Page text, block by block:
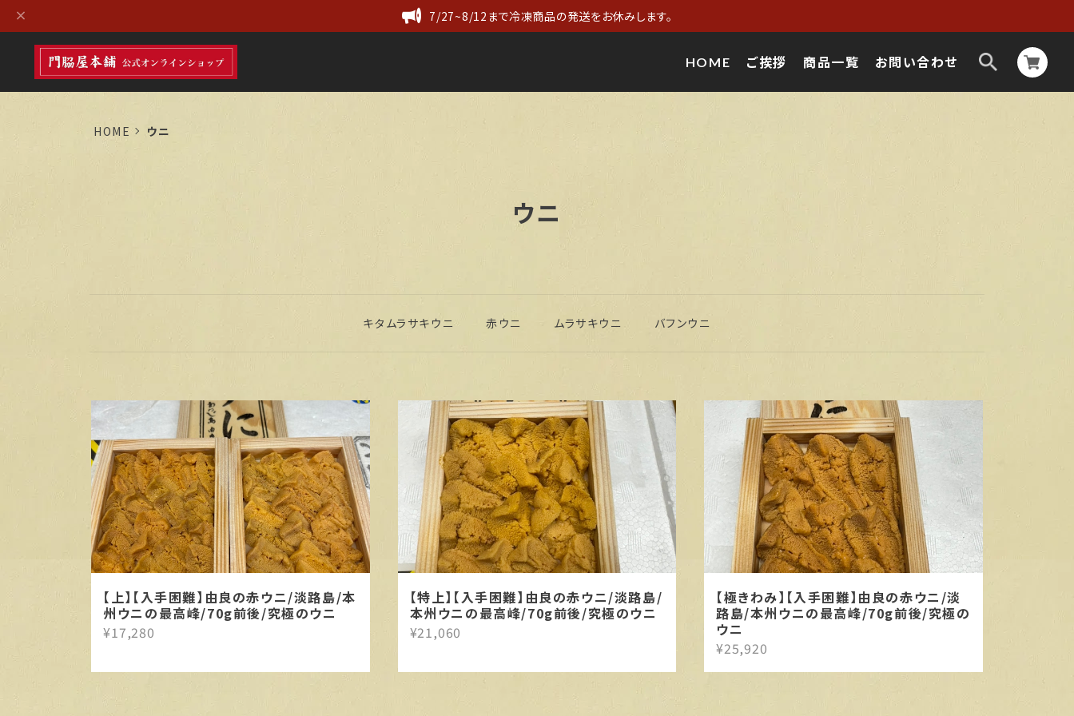
7/27~8/12まで冷凍商品の発送をお休みします。
HOME ご挨拶 商品一覧 お問い合わせ
HOME ウニ
ウニ
キタムラサキウニ 赤ウニ ムラサキウニ バフンウニ
【上】【入手困難】由良の赤ウニ/淡路島/本
州ウニの最高峰/70g前後/究極のウニ
¥17,280
【特上】【入手困難】由良の赤ウニ/淡路島/
本州ウニの最高峰/70g前後/究極のウニ
¥21,060
【極きわみ】【入手困難】由良の赤ウニ/淡
路島/本州ウニの最高峰/70g前後/究極の
ウニ
¥25,920